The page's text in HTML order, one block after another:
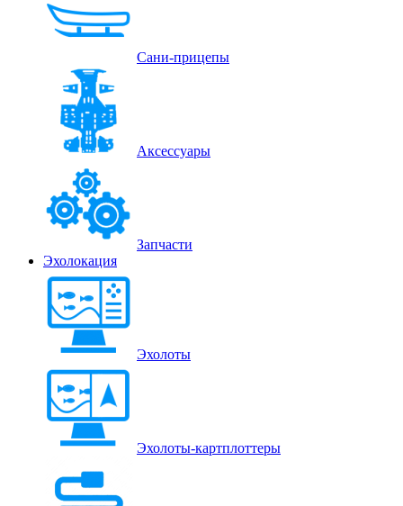
Сани-прицепы
Аксессуары
Запчасти
Эхолокация
Эхолоты
Эхолоты-картплоттеры